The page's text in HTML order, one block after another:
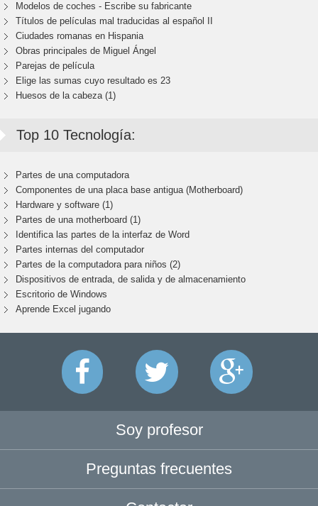
Modelos de coches - Escribe su fabricante
Títulos de películas mal traducidas al español II
Ciudades romanas en Hispania
Obras principales de Miguel Ángel
Parejas de película
Elige las sumas cuyo resultado es 23
Huesos de la cabeza (1)
Top 10 Tecnología:
Partes de una computadora
Componentes de una placa base antigua (Motherboard)
Hardware y software (1)
Partes de una motherboard (1)
Identifica las partes de la interfaz de Word
Partes internas del computador
Partes de la computadora para niños (2)
Dispositivos de entrada, de salida y de almacenamiento
Escritorio de Windows
Aprende Excel jugando
Soy profesor
Preguntas frecuentes